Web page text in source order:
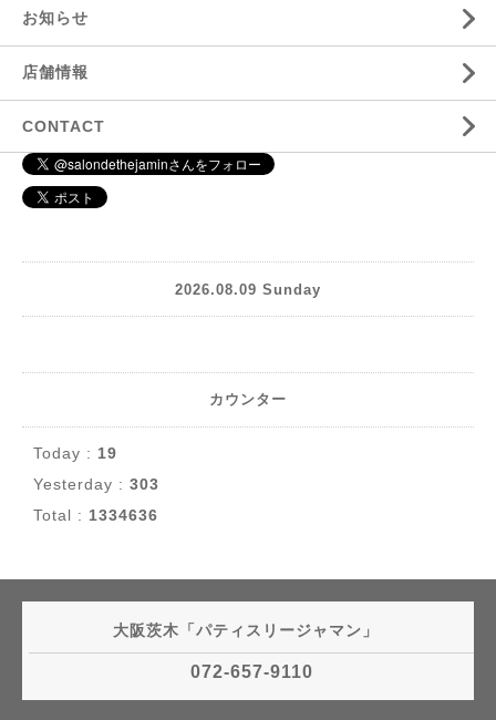
お知らせ
店舗情報
CONTACT
2026.08.09 Sunday
カウンター
Today : 19
Yesterday : 303
Total : 1334636
大阪茨木「パティスリージャマン」
072-657-9110